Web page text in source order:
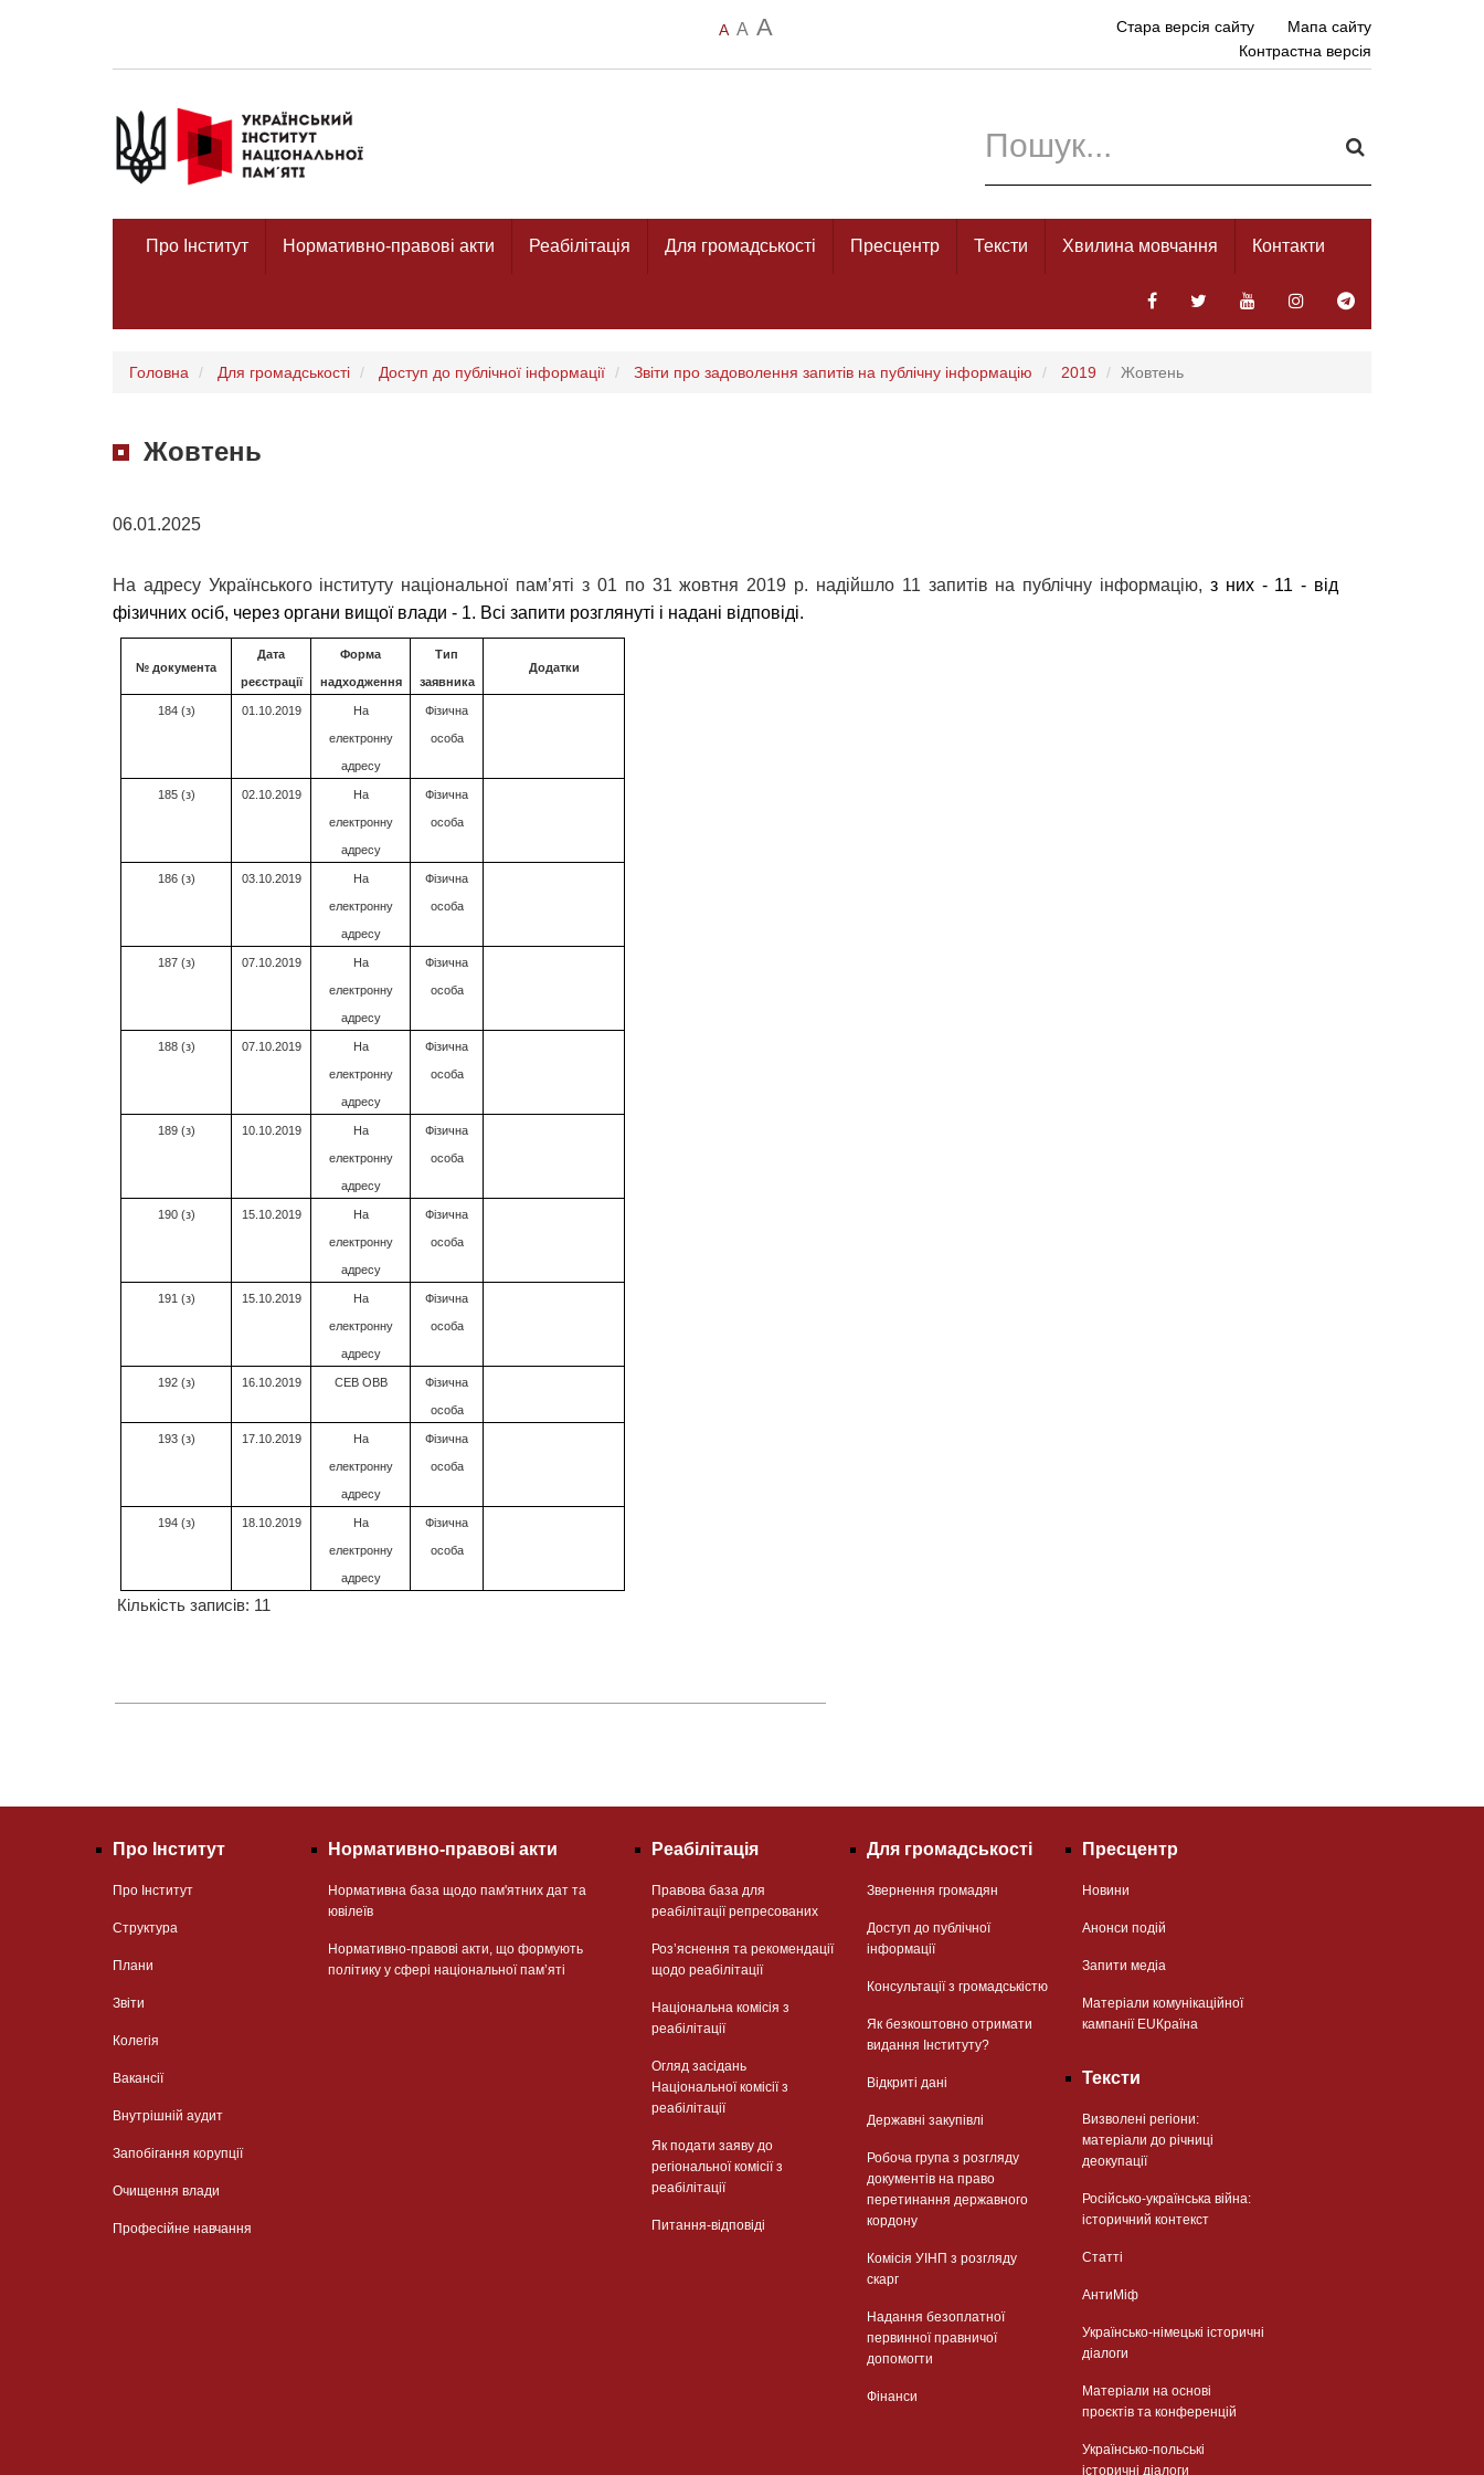
A A A Стара версія сайту
Мапа сайту
Контрастна версія
Про Інститут Нормативно-правові акти Реабілітація Для громадськості Пресцентр Тексти Хвилина мовчання Контакти
Головна Для громадськості Доступ до публічної інформації Звіти про задоволення запитів на публічну інформацію 2019 Жовтень
Жовтень
06.01.2025
На адресу Українського інституту національної пам’яті з 01 по 31 жовтня 2019 р. надійшло 11 запитів на публічну інформацію, з них - 11 - від
фізичних осіб, через органи вищої влади - 1. Всі запити розглянуті і надані відповіді.
№ документа
Дата
реєстрації
Форма
надходження
Тип
заявника
Додатки
184 (з) 01.10.2019 На
електронну
адресу
Фізична
особа
185 (з) 02.10.2019 На
електронну
адресу
Фізична
особа
186 (з) 03.10.2019 На
електронну
адресу
Фізична
особа
187 (з) 07.10.2019 На
електронну
адресу
Фізична
особа
188 (з) 07.10.2019 На
електронну
адресу
Фізична
особа
189 (з) 10.10.2019 На
електронну
адресу
Фізична
особа
190 (з) 15.10.2019 На
електронну
адресу
Фізична
особа
191 (з) 15.10.2019 На
електронну
адресу
Фізична
особа
192 (з) 16.10.2019 СЕВ ОВВ Фізична
особа
193 (з) 17.10.2019 На
електронну
адресу
Фізична
особа
194 (з) 18.10.2019 На
електронну
адресу
Фізична
особа
Кількість записів: 11
Про Інститут
Про Інститут
Структура
Плани
Звіти
Колегія
Вакансії
Внутрішній аудит
Запобігання корупції
Очищення влади
Професійне навчання
Нормативно-правові акти
Нормативна база щодо пам'ятних дат та
ювілеїв
Нормативно-правові акти, що формують
політику у сфері національної памʼяті
Реабілітація
Правова база для
реабілітації репресованих
Розʼяснення та рекомендації
щодо реабілітації
Національна комісія з
реабілітації
Огляд засідань
Національної комісії з
реабілітації
Як подати заяву до
регіональної комісії з
реабілітації
Питання-відповіді
Для громадськості
Звернення громадян
Доступ до публічної
інформації
Консультації з громадськістю
Як безкоштовно отримати
видання Інституту?
Відкриті дані
Державні закупівлі
Робоча група з розгляду
документів на право
перетинання державного
кордону
Комісія УІНП з розгляду
скарг
Надання безоплатної
первинної правничої
допомогти
Фінанси
Пресцентр
Новини
Анонси подій
Запити медіа
Матеріали комунікаційної
кампанії EUКраїна
Тексти
Визволені регіони:
матеріали до річниці
деокупації
Російсько-українська війна:
історичний контекст
Статті
АнтиМіф
Українсько-німецькі історичні
діалоги
Матеріали на основі
проєктів та конференцій
Українсько-польські
історичні діалоги